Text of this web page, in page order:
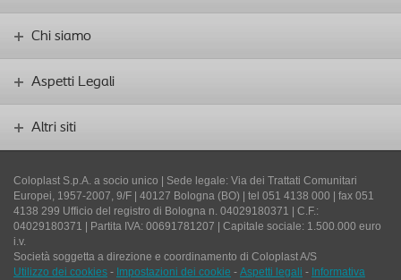
Chi siamo
Aspetti Legali
Altri siti
Coloplast S.p.A. a socio unico | Sede legale: Via dei Trattati Comunitari
Europei, 1957-2007, 9/F | 40127 Bologna (BO) | tel 051 4138 000 | fax 051
4138 299 Ufficio del registro di Bologna n. 04029180371 | C.F.:
04029180371 | Partita IVA: 00691781207 | Capitale sociale: 1.500.000 euro
i.v.
Società soggetta a direzione e coordinamento di Coloplast A/S
Utilizzo dei cookies - Impostazioni dei cookie - Aspetti legali - Informativa